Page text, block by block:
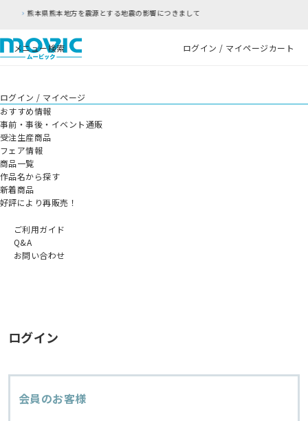
源とする地震の影響につきまして
メニュー検索 ログイン / マイページカート
ログイン / マイページ
おすすめ情報
事前・事後・イベント通販
受注生産商品
フェア情報
商品一覧
作品名から探す
新着商品
好評により再販売！
ご利用ガイド
Q&A
お問い合わせ
ログイン
会員のお客様